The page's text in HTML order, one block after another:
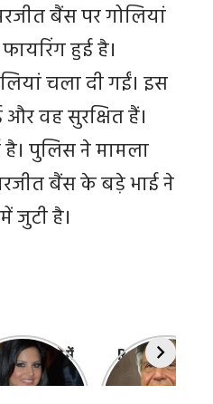
बैंस पर गोलियां
हुई है।
चला दी गईं। इस
वह सुरक्षित हैं।
पुलिस ने मामला
बैंस के बड़े भाई ने
जुटी है।
के बारे में
जो आप नहीं
Ratan Tata: रतन
टाटा के जीवन से जुड़ी